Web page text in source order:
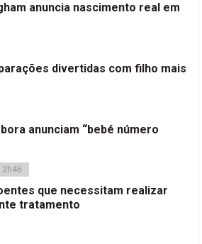
anuncia nascimento real em
divertidas com filho mais
anunciam “bebé número
que necessitam realizar
tratamento